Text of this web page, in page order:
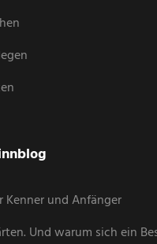
Kenner und Anfänger
Und warum sich ein